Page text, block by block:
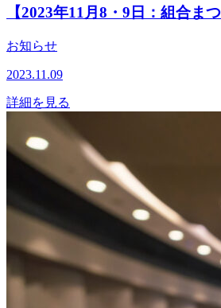
【2023年11月8・9日：組合まつ
お知らせ
2023.11.09
詳細を見る